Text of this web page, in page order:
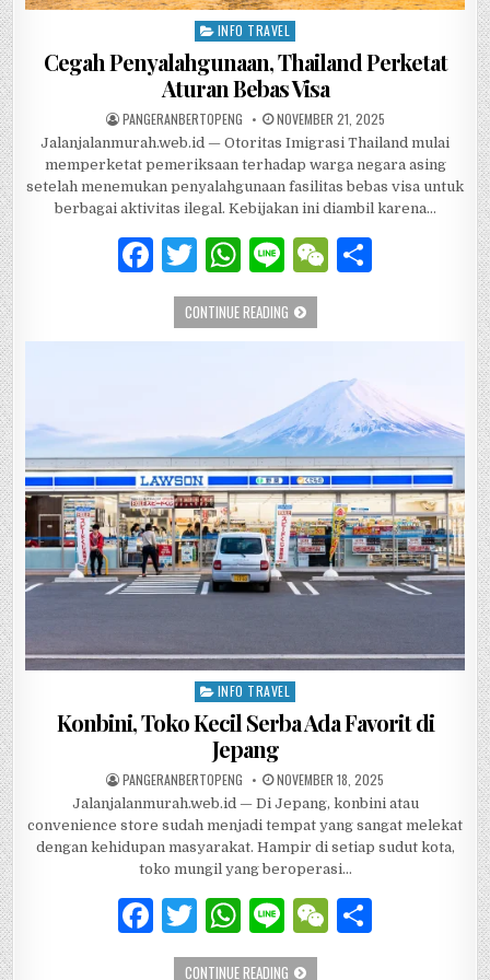
Posted in
INFO TRAVEL
Cegah Penyalahgunaan, Thailand Perketat
Aturan Bebas Visa
AUTHOR:
PANGERANBERTOPENG PUBLISHED DATE:
NOVEMBER 21, 2025
Jalanjalanmurah.web.id — Otoritas Imigrasi Thailand mulai
memperketat pemeriksaan terhadap warga negara asing
setelah menemukan penyalahgunaan fasilitas bebas visa untuk
berbagai aktivitas ilegal. Kebijakan ini diambil karena…
F
a
c
o
o
k
T
w
it
W
h
at
p
p
Li
n
e
W
at
CONTINUE READINGCEGAH PENYALAHGUNAAN,
Posted in
INFO TRAVEL
Konbini, Toko Kecil Serba Ada Favorit di
Jepang
AUTHOR:
PANGERANBERTOPENG PUBLISHED DATE:
NOVEMBER 18, 2025
Jalanjalanmurah.web.id — Di Jepang, konbini atau
convenience store sudah menjadi tempat yang sangat melekat
dengan kehidupan masyarakat. Hampir di setiap sudut kota,
toko mungil yang beroperasi…
F
a
T
w
W
h
Li
n
W
CONTINUE READINGKONBINI, TOKO KECIL SERBA ADA